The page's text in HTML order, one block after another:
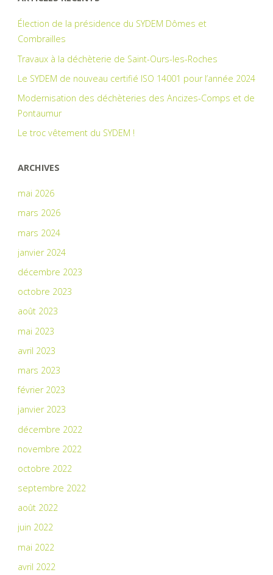
Élection de la présidence du SYDEM Dômes et
Combrailles
Travaux à la déchèterie de Saint-Ours-les-Roches
Le SYDEM de nouveau certifié ISO 14001 pour l’année 2024
Modernisation des déchèteries des Ancizes-Comps et de
Pontaumur
Le troc vêtement du SYDEM !
ARCHIVES
mai 2026
mars 2026
mars 2024
janvier 2024
décembre 2023
octobre 2023
août 2023
mai 2023
avril 2023
mars 2023
février 2023
janvier 2023
décembre 2022
novembre 2022
octobre 2022
septembre 2022
août 2022
juin 2022
mai 2022
avril 2022